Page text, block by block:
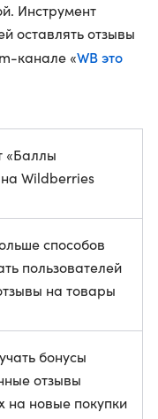
Инструмент
оставлять отзывы
канале «WB это
«Баллы
Wildberries
способов
пользователей
на товары
бонусы
отзывы
на новые покупки